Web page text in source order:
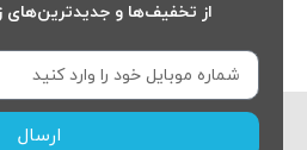
از تخفیف‌ها و جدیدترین‌های
ارسال